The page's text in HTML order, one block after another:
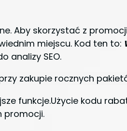
Aby skorzystać z
miejscu. Kod ten to:
analizy SEO.
zakupie rocznych
funkcje.Użycie kodu
promocji.